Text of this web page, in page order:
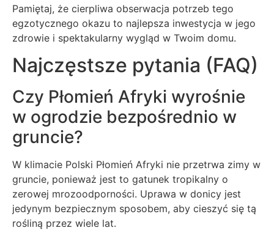
Pamiętaj, że cierpliwa obserwacja potrzeb tego
egzotycznego okazu to najlepsza inwestycja w jego
zdrowie i spektakularny wygląd w Twoim domu.
Najczęstsze pytania (FAQ)
Czy Płomień Afryki wyrośnie
w ogrodzie bezpośrednio w
gruncie?
W klimacie Polski Płomień Afryki nie przetrwa zimy w
gruncie, ponieważ jest to gatunek tropikalny o
zerowej mrozoodporności. Uprawa w donicy jest
jedynym bezpiecznym sposobem, aby cieszyć się tą
rośliną przez wiele lat.